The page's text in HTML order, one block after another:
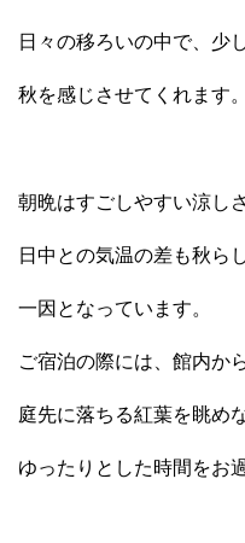
日々の移ろいの中で、少
秋を感じさせてくれます。
朝晩はすごしやすい涼し
日中との気温の差も秋ら
一因となっています。
ご宿泊の際には、館内か
庭先に落ちる紅葉を眺め
ゆったりとした時間をお